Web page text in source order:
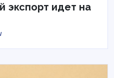
экспорт идет на